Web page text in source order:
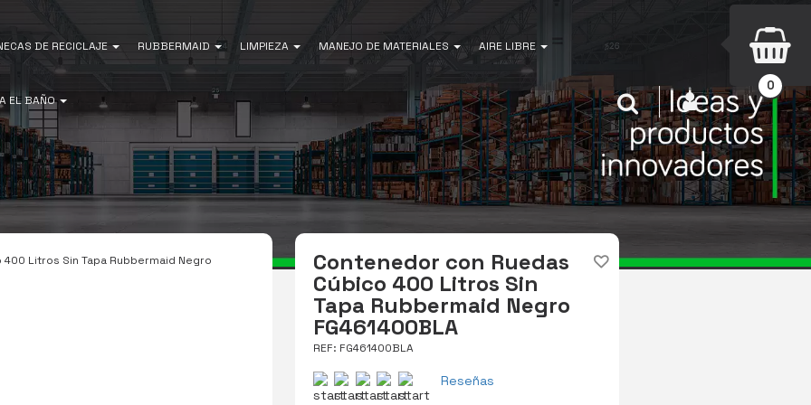
DE RECICLAJE RUBBERMAID LIMPIEZA MANEJO DE MATERIALES AIRE LIBRE
EL BAÑO INICIAR SESIÓN
Buscar
0
Litros Sin Tapa Rubbermaid Negro
Contenedor con Ruedas
Cúbico 400 Litros Sin
Tapa Rubbermaid Negro
FG461400BLA
REF: FG461400BLA
Reseñas